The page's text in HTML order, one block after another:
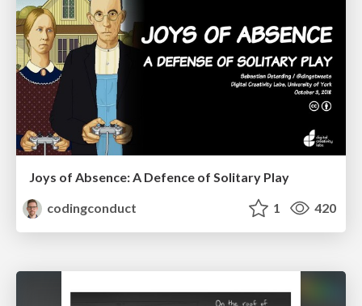
Joys of Absence: A Defence of Solitary Play
codingconduct
1 420